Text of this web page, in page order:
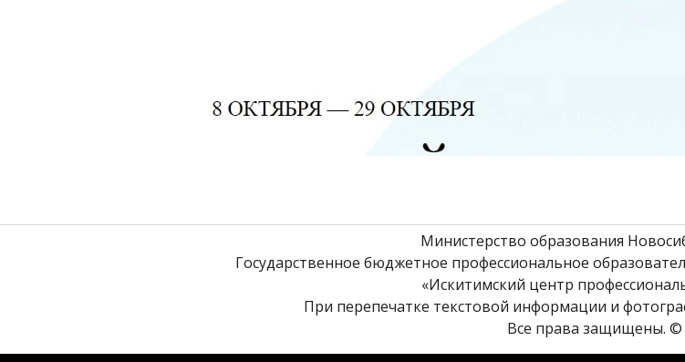
Министерство образования
Государственное бюджетное профессиональное
«Искитимский центр
При перепечатке текстовой информации и
Все права защищены. ©